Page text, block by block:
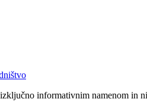
informativnim namenom in